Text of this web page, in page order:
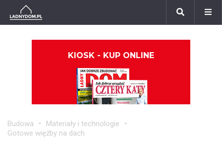
KIOSK - KUP ONLINE
Budowa
Materiały i technologie
Gotowe więźby na dach